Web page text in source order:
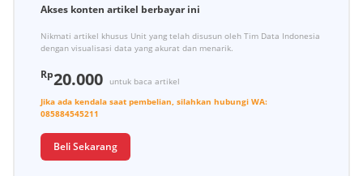
Akses konten artikel berbayar ini
Nikmati artikel khusus Unit yang telah disusun oleh Tim Data Indonesia
dengan visualisasi data yang akurat dan menarik.
Rp20.000
untuk baca artikel
Jika ada kendala saat pembelian, silahkan hubungi WA:
085884545211
Beli Sekarang